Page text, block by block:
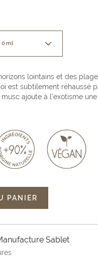
lointains et des
est subtilement réhaussé
ajoute à l’exotisme
PANIER
Sablet